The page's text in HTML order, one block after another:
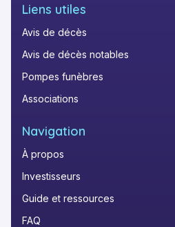
Liens utiles
Avis de décès
Avis de décès notables
Pompes funèbres
Associations
Navigation
À propos
Investisseurs
Guide et ressources
FAQ